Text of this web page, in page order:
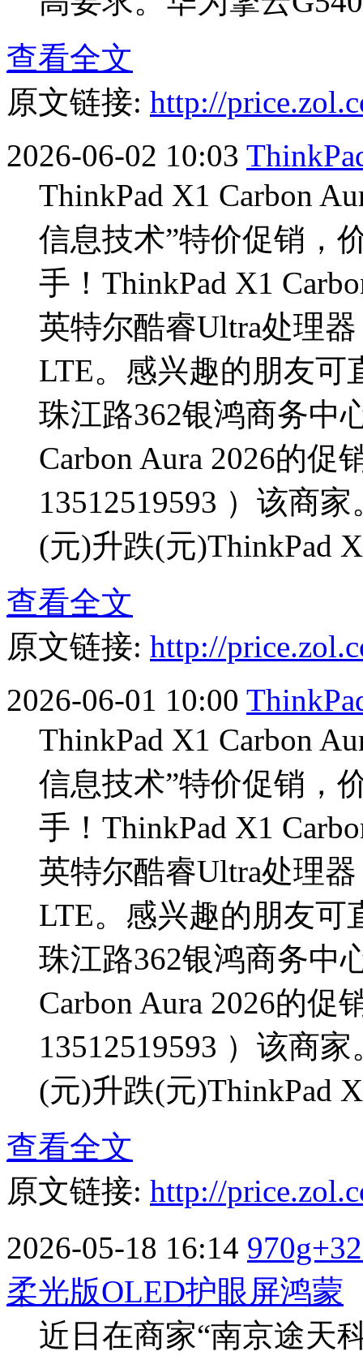
查看全文
原文链接: http://
2026-06-02 10:03
ThinkPad X1 Carbon
信息技术”特价促销，
手！ThinkPad X1
英特尔酷睿Ultra处理
LTE。感兴趣的朋友可
珠江路362银鸿商务中
Carbon Aura 2026的
13512519593 ）该商
(元)升跌(元)ThinkPad
查看全文
原文链接: http://
2026-06-01 10:00
ThinkPad X1 Carbon
信息技术”特价促销，
手！ThinkPad X1
英特尔酷睿Ultra处理
LTE。感兴趣的朋友可
珠江路362银鸿商务中
Carbon Aura 2026的
13512519593 ）该商
(元)升跌(元)ThinkPad
查看全文
原文链接: http://
2026-05-18 16:14
柔光版OLED护眼屏鸿蒙
近日在商家“南京途天